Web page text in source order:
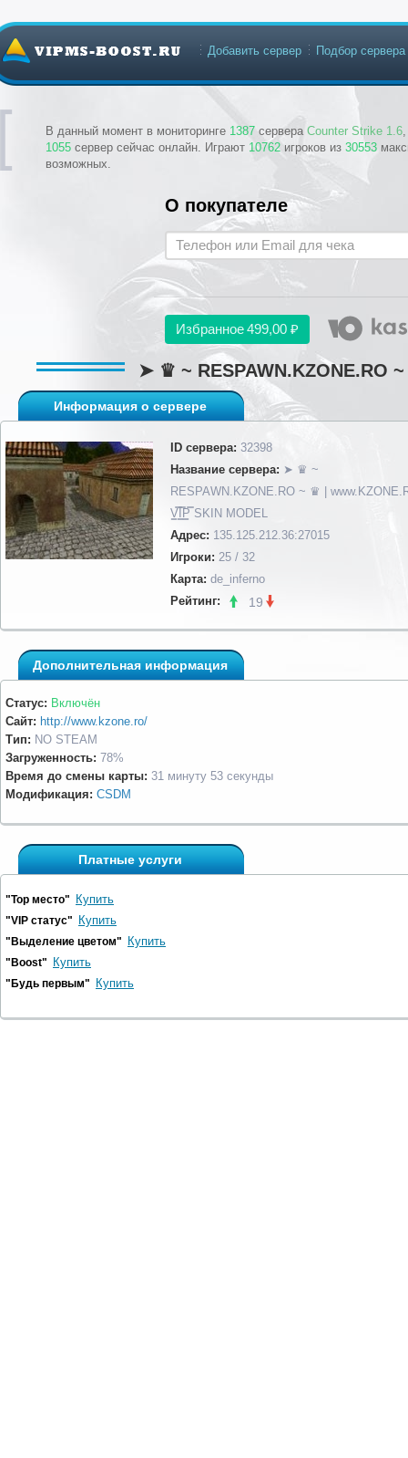
В данный момент в мониторинге 1387 сервера Counter Strike 1.6
1055 сервер сейчас онлайн. Играют 10762 игроков из 30553
возможных.
Добавить сервер Подбор сервера
О покупателе
Избранное499,00 ₽
➤ ♛ ~ RESPAWN.KZONE.RO
Информация о сервере
ID сервера: 32398
Название сервера: ➤ ♛ ~
RESPAWN.KZONE.RO ~ ♛ |
V͇̿I͇̿P͇̿ SKIN MODEL
Адрес: 135.125.212.36:27015
Игроки: 25 / 32
Карта: de_inferno
Рейтинг:
19
Дополнительная информация
Статус: Включён
Сайт: http://www.kzone.ro/
Тип: NO STEAM
Загруженность: 78%
Время до смены карты: 31 минуту 53 секунды
Модификация: CSDM
Платные услуги
"Top место" Купить
"VIP статус" Купить
"Выделение цветом" Купить
"Boost" Купить
"Будь первым" Купить